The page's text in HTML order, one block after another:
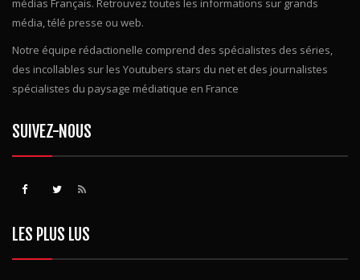
médias Français. Retrouvez toutes les informations sur grands
média, télé presse ou web.
Notre équipe rédactionelle comprend des spécialistes des séries,
des incollables sur les Youtubers stars du net et des journalistes
spécialistes du paysage médiatique en France
SUIVEZ-NOUS
LES PLUS LUS